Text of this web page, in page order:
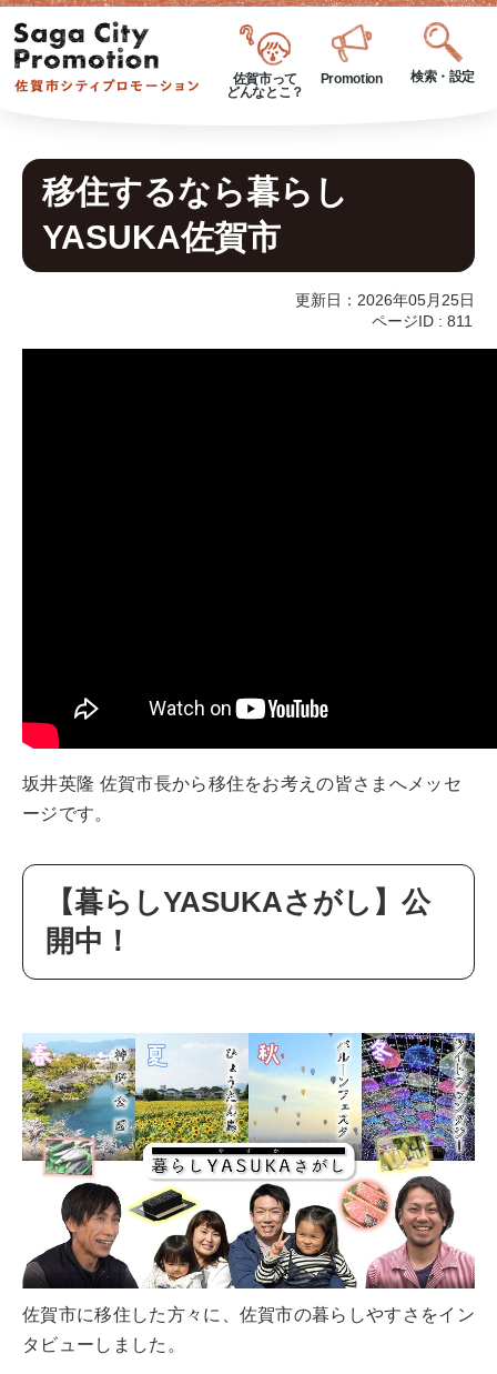
佐賀市って
どんなとこ？
Promotion 検索・設定
移住するなら暮らし
YASUKA佐賀市
更新日：2026年05月25日
ページID : 811
坂井英隆 佐賀市長から移住をお考えの皆さまへメッセ
ージです。
【暮らしYASUKAさがし】公
開中！
佐賀市に移住した方々に、佐賀市の暮らしやすさをイン
タビューしました。